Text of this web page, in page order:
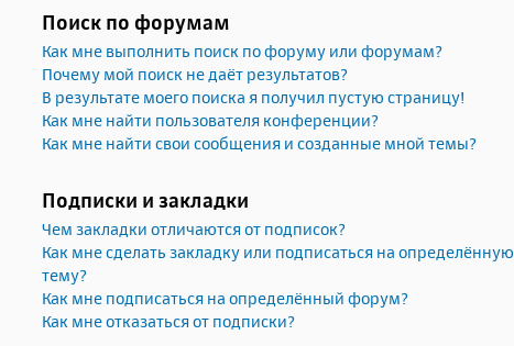
Поиск по форумам
Как мне выполнить поиск по форуму или форумам?
Почему мой поиск не даёт результатов?
В результате моего поиска я получил пустую страницу!
Как мне найти пользователя конференции?
Как мне найти свои сообщения и созданные мной темы?
Подписки и закладки
Чем закладки отличаются от подписок?
Как мне сделать закладку или подписаться на определённую
тему?
Как мне подписаться на определённый форум?
Как мне отказаться от подписки?